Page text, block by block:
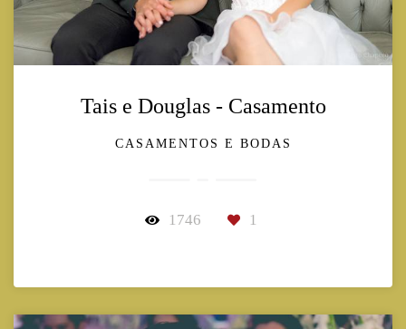
Tais e Douglas - Casamento
CASAMENTOS E BODAS
1746 1